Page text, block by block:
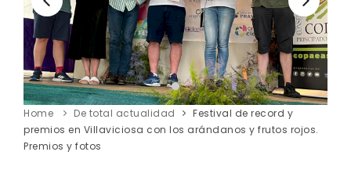
Home De total actualidad
Festival de record y
premios en Villaviciosa con los arándanos y frutos rojos.
Premios y fotos